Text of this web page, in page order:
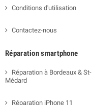
Conditions d'utilisation
Contactez-nous
Réparation smartphone
Réparation à Bordeaux & St-
Médard
Réparation iPhone 11